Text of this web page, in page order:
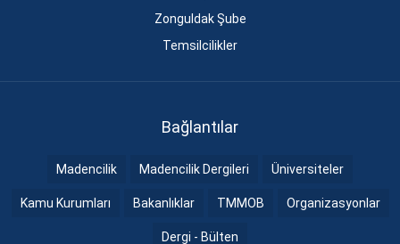
Zonguldak Şube
Temsilcilikler
Bağlantılar
Madencilik Madencilik Dergileri Üniversiteler
Kamu Kurumları Bakanlıklar TMMOB Organizasyonlar
Dergi - Bülten